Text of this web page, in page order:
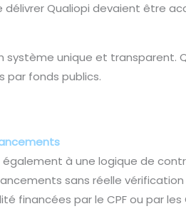
Qualiopi devaient être
système unique et
par fonds publics.
à une logique de
sans réelle
financées par le CPF ou par les